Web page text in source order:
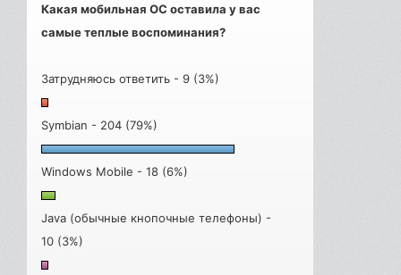
Какая мобильная ОС оставила у вас
самые теплые воспоминания?
Затрудняюсь ответить - 9 (3%)
Symbian - 204 (79%)
Windows Mobile - 18 (6%)
Java (обычные кнопочные телефоны) -
10 (3%)